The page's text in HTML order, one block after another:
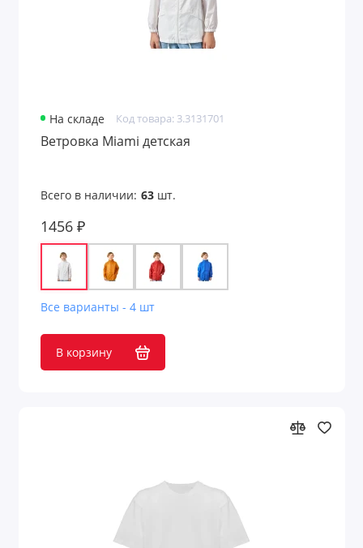
На складе Код товара: 3.3131701
Ветровка Miami детская
Всего в наличии: 63шт.
1456 ₽
Все варианты - 4 шт
В корзину